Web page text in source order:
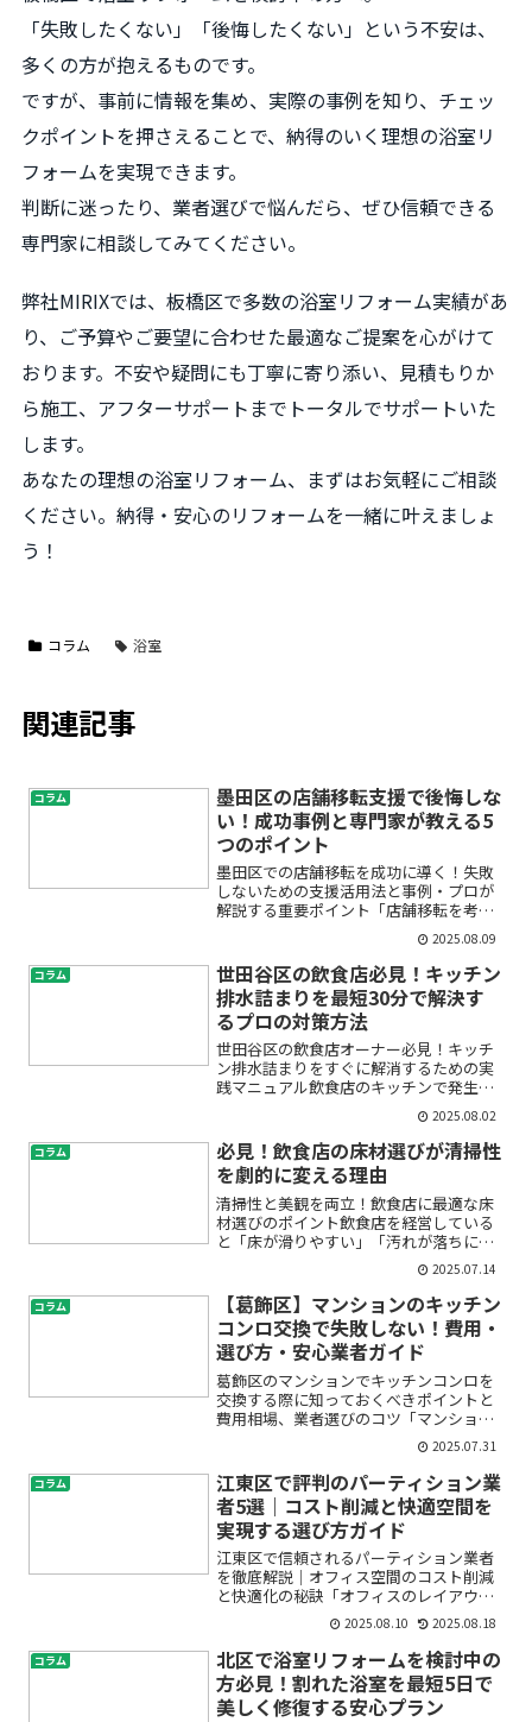
「失敗したくない」「後悔したくない」という不安は、
多くの方が抱えるものです。
ですが、事前に情報を集め、実際の事例を知り、チェッ
クポイントを押さえることで、納得のいく理想の浴室リ
フォームを実現できます。
判断に迷ったり、業者選びで悩んだら、ぜひ信頼できる
専門家に相談してみてください。
弊社MIRIXでは、板橋区で多数の浴室リフォーム実績があ
り、ご予算やご要望に合わせた最適なご提案を心がけて
おります。不安や疑問にも丁寧に寄り添い、見積もりか
ら施工、アフターサポートまでトータルでサポートいた
します。
あなたの理想の浴室リフォーム、まずはお気軽にご相談
ください。納得・安心のリフォームを一緒に叶えましょ
う！
コラム 浴室
関連記事
コラム
墨田区の店舗移転支援で後悔しな
い！成功事例と専門家が教える5
つのポイント
墨田区での店舗移転を成功に導く！失敗
しないための支援活用法と事例・プロが
解説する重要ポイント「店舗移転を考え
ているけど、何から始めたらいいのか分
からない…」「コストや手続きで失敗し
そうで不安」「信頼できる店舗移転業者
や支援サービスってどう選...
2025.08.09
コラム
世田谷区の飲食店必見！キッチン
排水詰まりを最短30分で解決す
るプロの対策方法
世田谷区の飲食店オーナー必見！キッチ
ン排水詰まりをすぐに解消するための実
践マニュアル飲食店のキッチンで発生す
る排水詰まり――。営業中の突然のトラブル
や、排水の流れが悪いなど、少しでも異
変を感じると「このまま営業できるのか
な？」「お客様に迷惑...
2025.08.02
コラム
必見！飲食店の床材選びが清掃性
を劇的に変える理由
清掃性と美観を両立！飲食店に最適な床
材選びのポイント飲食店を経営している
と「床が滑りやすい」「汚れが落ちにく
い」「イメージに合わない」といったお
悩みはつきものです。実際、床材選びは
衛生管理にも直結し、清掃効率やメンテ
ナンスコストにも大きく影...
2025.07.14
コラム
【葛飾区】マンションのキッチン
コンロ交換で失敗しない！費用・
選び方・安心業者ガイド
葛飾区のマンションでキッチンコンロを
交換する際に知っておくべきポイントと
費用相場、業者選びのコツ「マンション
のキッチンコンロを交換したいけれど、
費用はどれくらい？業者選びも心配…」
初めてのキッチンコンロ交換は、不安や
疑問が尽きないものです。...
2025.07.31
コラム
江東区で評判のパーティション業
者5選｜コスト削減と快適空間を
実現する選び方ガイド
江東区で信頼されるパーティション業者
を徹底解説｜オフィス空間のコスト削減
と快適化の秘訣「オフィスのレイアウト
を今のままでいいのか悩んでいる」「パ
ーティションや間仕切りを導入したいけ
ど、業者選びに自信がない」「防音やプ
ライバシーも大切にしたい...
2025.08.10 2025.08.18
コラム
北区で浴室リフォームを検討中の
方必見！割れた浴室を最短5日で
美しく修復する安心プラン